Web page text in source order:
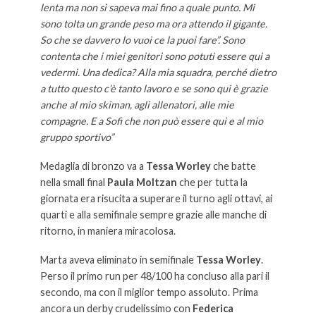
lenta ma non si sapeva mai fino a quale punto. Mi
sono tolta un grande peso ma ora attendo il gigante.
So che se davvero lo vuoi ce la puoi fare”. Sono
contenta che i miei genitori sono potuti essere qui a
vedermi. Una dedica? Alla mia squadra, perché dietro
a tutto questo c’è tanto lavoro e se sono qui è grazie
anche al mio skiman, agli allenatori, alle mie
compagne. E a Sofi che non può essere qui e al mio
gruppo sportivo”
Medaglia di bronzo va a Tessa Worleyche batte
nella small final Paula Moltzan che per tutta la
giornata era risucita a superare il turno agli ottavi, ai
quarti e alla semifinale sempre grazie alle manche di
ritorno, in maniera miracolosa.
Marta aveva eliminato in semifinale Tessa Worley.
Perso il primo run per 48/100 ha concluso alla pari il
secondo, ma con il miglior tempo assoluto. Prima
ancora un derby crudelissimo con Federica